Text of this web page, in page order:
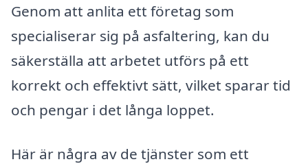
Genom att anlita ett företag som
specialiserar sig på asfaltering, kan du
säkerställa att arbetet utförs på ett
korrekt och effektivt sätt, vilket sparar tid
och pengar i det långa loppet.
Här är några av de tjänster som ett